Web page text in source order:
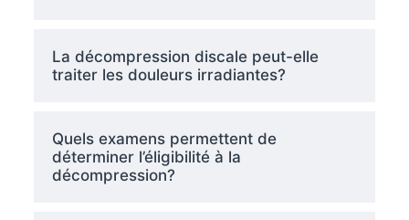
La décompression discale peut-elle
traiter les douleurs irradiantes?
Quels examens permettent de
déterminer l’éligibilité à la
décompression?